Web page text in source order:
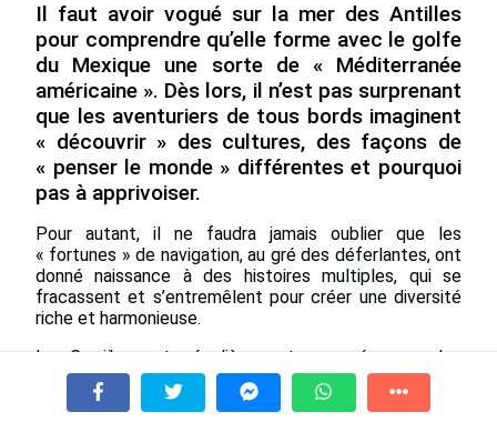
Après 5 ans à la SARA aux
Antilles, Olivier Cotta prend
la direction générale de la
Société Réunionnaise des
Produits Pétroliers
le 05/08/2026
En juin 2026, les prix à la
consommation diminuent à
La Réunion et augmentent à
Mayotte (Insee)
le 04/08/2026
INTERVIEW. À Wallis-et-Futuna, un
tourisme authentique et durable en
plein essor...
Prix à la consommation en juin 2026 :
progression en Guadeloupe, recul en
À la une Tv Radio A Propos
Il faut avoir vogué sur la mer des Antilles
pour comprendre qu’elle forme avec le golfe
du Mexique une sorte de « Méditerranée
américaine ». Dès lors, il n’est pas surprenant
que les aventuriers de tous bords imaginent
« découvrir » des cultures, des façons de
« penser le monde » différentes et pourquoi
pas à apprivoiser.
Pour autant, il ne faudra jamais oublier que les
« fortunes » de navigation, au gré des déferlantes, ont
donné naissance à des histoires multiples, qui se
fracassent et s’entremêlent pour créer une diversité
riche et harmonieuse.
La Caraïbe est régulièrement secouée par des
séismes, des éruptions volcaniques, des cyclones, ….
Régulièrement, quelque chose nous secoue. C’est ce